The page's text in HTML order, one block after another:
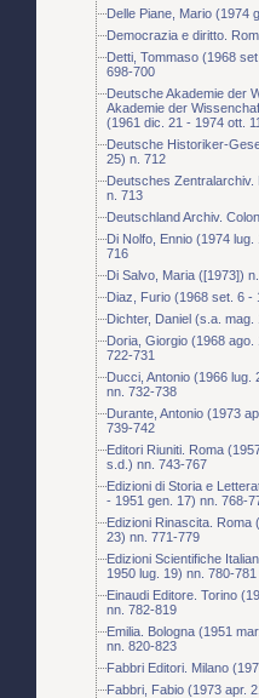
Delle Piane, Mario (1974
Democrazia e diritto.
Detti, Tommaso (1968
698-700
Deutsche Akademie der
Akademie der
(1961 dic. 21 - 1974 ott.
Deutsche Historiker-
25) n. 712
Deutsches Zentralarchiv.
n. 713
Deutschland Archiv.
Di Nolfo, Ennio (1974
716
Di Salvo, Maria ([1973])
Diaz, Furio (1968 set. 6 -
Dichter, Daniel (s.a. mag.
Doria, Giorgio (1968 ago.
722-731
Ducci, Antonio (1966 lug.
nn. 732-738
Durante, Antonio (1973
739-742
Editori Riuniti. Roma
s.d.) nn. 743-767
Edizioni di Storia e
- 1951 gen. 17) nn. 768-
Edizioni Rinascita. Roma
23) nn. 771-779
Edizioni Scientifiche
1950 lug. 19) nn. 780-781
Einaudi Editore. Torino
nn. 782-819
Emilia. Bologna (1951
nn. 820-823
Fabbri Editori. Milano
Fabbri, Fabio (1973 apr.